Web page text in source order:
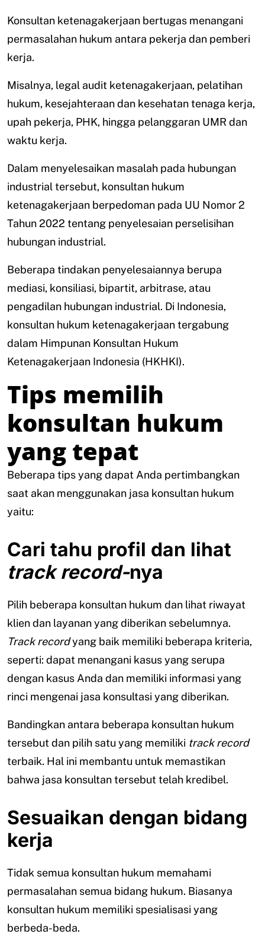
Konsultan ketenagakerjaan bertugas menangani
permasalahan hukum antara pekerja dan pemberi
kerja.
Misalnya, legal audit ketenagakerjaan, pelatihan
hukum, kesejahteraan dan kesehatan tenaga kerja,
upah pekerja, PHK, hingga pelanggaran UMR dan
waktu kerja.
Dalam menyelesaikan masalah pada hubungan
industrial tersebut, konsultan hukum
ketenagakerjaan berpedoman pada UU Nomor 2
Tahun 2022 tentang penyelesaian perselisihan
hubungan industrial.
Beberapa tindakan penyelesaiannya berupa
mediasi, konsiliasi, bipartit, arbitrase, atau
pengadilan hubungan industrial. Di Indonesia,
konsultan hukum ketenagakerjaan tergabung
dalam Himpunan Konsultan Hukum
Ketenagakerjaan Indonesia (HKHKI).
Tips memilih
konsultan hukum
yang tepat
Beberapa tips yang dapat Anda pertimbangkan
saat akan menggunakan jasa konsultan hukum
yaitu:
Cari tahu profil dan lihat
track record-nya
Pilih beberapa konsultan hukum dan lihat riwayat
klien dan layanan yang diberikan sebelumnya.
Track recordyang baik memiliki beberapa kriteria,
seperti: dapat menangani kasus yang serupa
dengan kasus Anda dan memiliki informasi yang
rinci mengenai jasa konsultasi yang diberikan.
Bandingkan antara beberapa konsultan hukum
tersebut dan pilih satu yang memiliki track record
terbaik. Hal ini membantu untuk memastikan
bahwa jasa konsultan tersebut telah kredibel.
Sesuaikan dengan bidang
kerja
Tidak semua konsultan hukum memahami
permasalahan semua bidang hukum. Biasanya
konsultan hukum memiliki spesialisasi yang
berbeda-beda.